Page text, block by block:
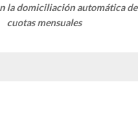
la domiciliación automática de
cuotas mensuales